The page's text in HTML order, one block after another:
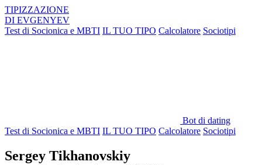
TIPIZZAZIONE
DI EVGENYEV
Test di Socionica e MBTI IL TUO TIPO Calcolatore Sociotipi
Bot di dating
Test di Socionica e MBTI IL TUO TIPO Calcolatore Sociotipi
Sergey Tikhanovskiy